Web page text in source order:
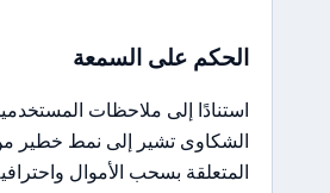
الحكم على السمعة
استنادًا إلى ملاحظات
الشكاوى تشير إلى نمط خطير
المتعلقة بسحب الأموال